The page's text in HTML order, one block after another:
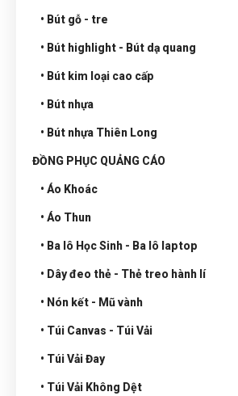
• Bút gỗ - tre
• Bút highlight - Bút dạ quang
• Bút kim loại cao cấp
• Bút nhựa
• Bút nhựa Thiên Long
ĐỒNG PHỤC QUẢNG CÁO
• Áo Khoác
• Áo Thun
• Ba lô Học Sinh - Ba lô laptop
• Dây đeo thẻ - Thẻ treo hành lí
• Nón kết - Mũ vành
• Túi Canvas - Túi Vải
• Túi Vải Đay
• Túi Vải Không Dệt